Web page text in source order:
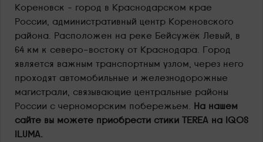
Кореновск – город в Краснодарском крае
России, административный центр Кореновского
района. Расположен на реке Бейсужёк Левый, в
64 км к северо-востоку от Краснодара. Город
является важным транспортным узлом, через него
проходят автомобильные и железнодорожные
магистрали, связывающие центральные районы
России с черноморским побережьем. На нашем
сайте вы можете приобрести стики TEREA на IQOS
ILUMA.